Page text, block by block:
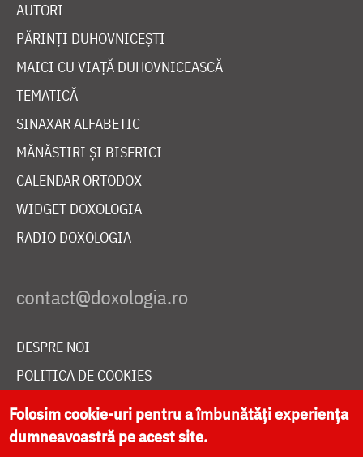
AUTORI
PĂRINȚI DUHOVNICEȘTI
MAICI CU VIAȚĂ DUHOVNICEASCĂ
TEMATICĂ
SINAXAR ALFABETIC
MĂNĂSTIRI ȘI BISERICI
CALENDAR ORTODOX
WIDGET DOXOLOGIA
RADIO DOXOLOGIA
DESPRE NOI
POLITICA DE COOKIES
DONEAZĂ ONLINE PENTRU CATEDRALA NAȚIONALĂ
Folosim cookie-uri pentru a îmbunătăți experiența
dumneavoastră pe acest site.